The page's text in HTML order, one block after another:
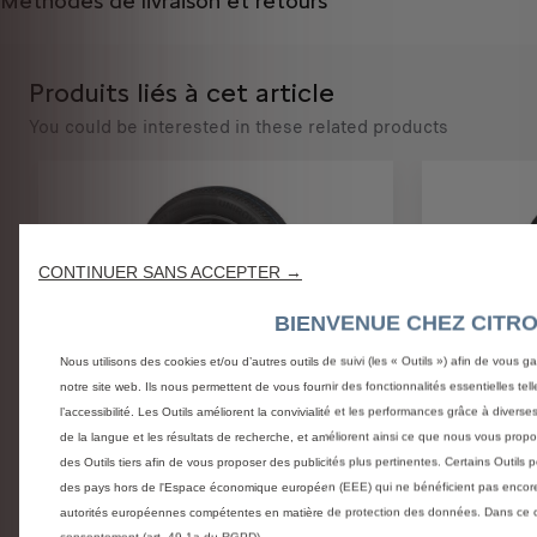
t:
Produits liés à cet article
You could be interested in these related products
Code 9854794880
RESERVERAD 19 ZOLL
Code
CONTINUER SANS ACCEPTER →
BIENVENUE CHEZ
Nous utilisons des cookies et/ou d’autres outils de suivi (les « Outils ») afin de vous
notre site web. Ils nous permettent de vous fournir des fonctionnalités essentielles
l’accessibilité. Les Outils améliorent la convivialité et les performances grâce à
de la langue et les résultats de recherche, et améliorent ainsi ce que nous vous
des Outils tiers afin de vous proposer des publicités plus pertinentes. Certains Outils
des pays hors de l'Espace économique européen (EEE) qui ne bénéficient pas
autorités européennes compétentes en matière de protection des données. Dans ce